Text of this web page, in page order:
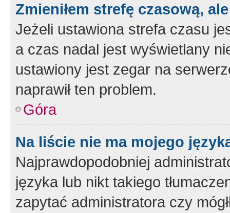
Zmieniłem strefę czasową,
Jeżeli ustawiona strefa czasu
a czas nadal jest wyświetlany
ustawiony jest zegar na
naprawił ten problem.
Góra
Na liście nie ma mojego
Najprawdopodobniej
języka lub nikt takiego
zapytać administratora czy